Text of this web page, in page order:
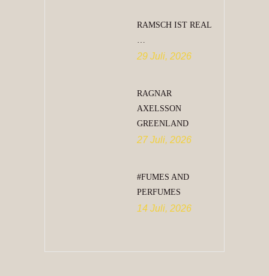
RAMSCH IST REAL
29 Juli, 2026
RAGNAR
AXELSSON
GREENLAND
27 Juli, 2026
#FUMES AND
PERFUMES
14 Juli, 2026